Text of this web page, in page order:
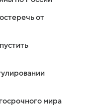
от
мира